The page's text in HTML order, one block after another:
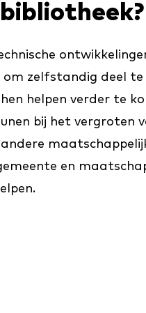
om zelfstandig deel
helpen verder te
bij het
en